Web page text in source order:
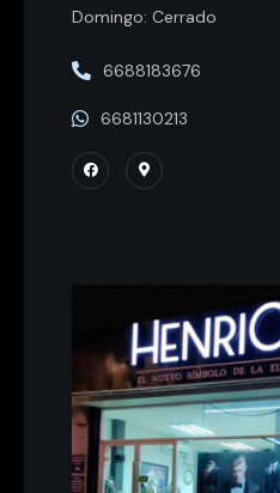
Domingo: Cerrado
6688183676
6681130213